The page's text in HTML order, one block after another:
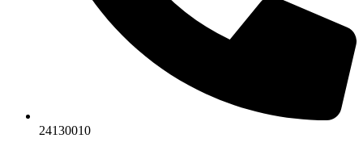
24130010